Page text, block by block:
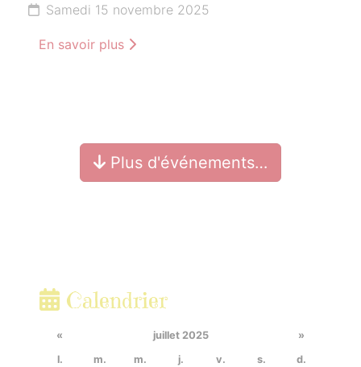
Samedi 15 novembre 2025
En savoir plus
Plus d'événements…
Calendrier
« juillet 2025
»
l.
m. m. j. v. s. d.